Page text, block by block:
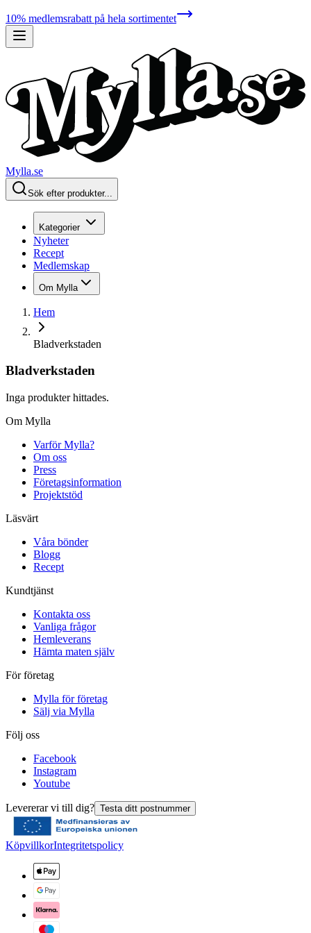
10% medlemsrabatt på hela sortimentet
Mylla.se
Sök efter produkter...
Kategorier
Nyheter
Recept
Medlemskap
Om Mylla
Hem
Bladverkstaden
Bladverkstaden
Inga produkter hittades.
Om Mylla
Varför Mylla?
Om oss
Press
Företagsinformation
Projektstöd
Läsvärt
Våra bönder
Blogg
Recept
Kundtjänst
Kontakta oss
Vanliga frågor
Hemleverans
Hämta maten själv
För företag
Mylla för företag
Sälj via Mylla
Följ oss
Facebook
Instagram
Youtube
Levererar vi till dig? Testa ditt postnummer
KöpvillkorIntegritetspolicy